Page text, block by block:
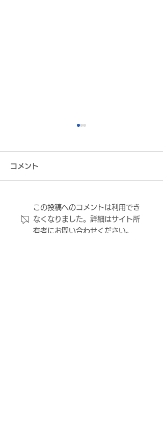
株式会社ミツウロコヴェ
ッセル関西 プラチナムパ
コメント
この投稿へのコメントは利用でき
なくなりました。詳細はサイト所
有者にお問い合わせください。